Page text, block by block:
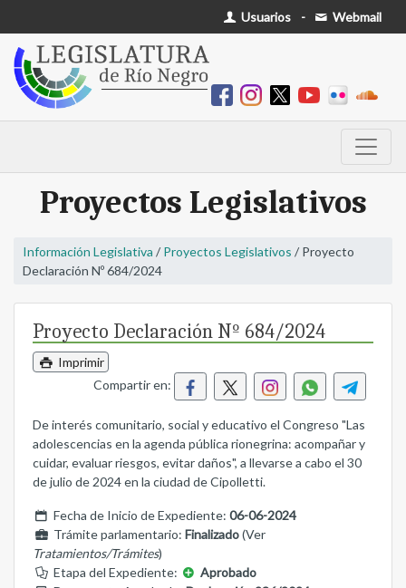
Usuarios - Webmail
Proyectos Legislativos
Información Legislativa / Proyectos Legislativos / Proyecto
Declaración Nº 684/2024
Proyecto Declaración Nº 684/2024
Imprimir
Compartir en:
De interés comunitario, social y educativo el Congreso "Las
adolescencias en la agenda pública rionegrina: acompañar y
cuidar, evaluar riesgos, evitar daños", a llevarse a cabo el 30
de julio de 2024 en la ciudad de Cipolletti.
Fecha de Inicio de Expediente: 06-06-2024
Trámite parlamentario: Finalizado(Ver
Tratamientos/Trámites)
Etapa del Expediente:
Aprobado